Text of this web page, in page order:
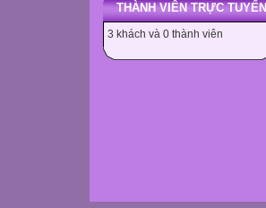
THÀNH VIÊN TRỰC TUYẾN
3 khách và 0 thành viên